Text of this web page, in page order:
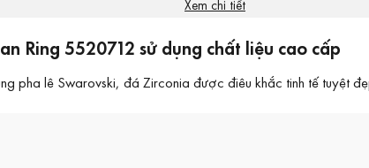
Xem chi tiết
Ring 5520712 sử dụng chất liệu cao cấp
pha lê Swarovski, đá Zirconia được điêu khắc tinh tế tuyệt